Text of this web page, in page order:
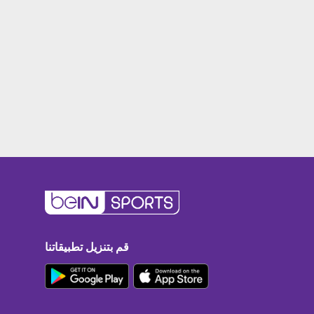
قم بتنزيل تطبيقاتنا